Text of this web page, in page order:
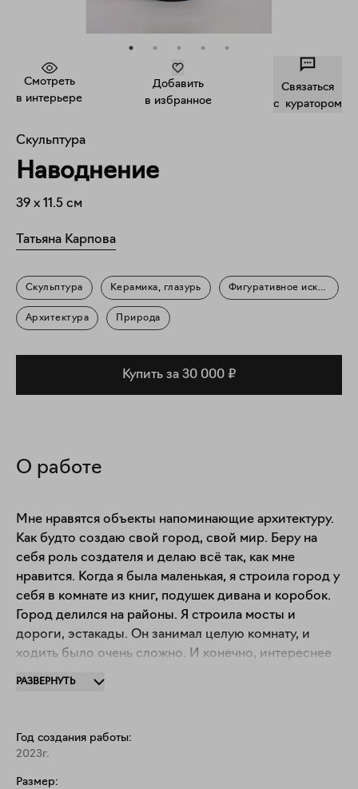
Смотреть
в интерьере
Добавить
в избранное
Связаться
c куратором
Скульптура
Наводнение
39 x 11.5 см
Татьяна Карпова
Скульптура Керамика, глазурь Фигуративное искусство
Архитектура Природа
Купить за 30 000 ₽
О работе
Мне нравятся объекты напоминающие архитектуру.
Как будто создаю свой город, свой мир. Беру на
себя роль создателя и делаю всё так, как мне
нравится. Когда я была маленькая, я строила город у
себя в комнате из книг, подушек дивана и коробок.
Город делился на районы. Я строила мосты и
дороги, эстакады. Он занимал целую комнату, и
ходить было очень сложно. И конечно, интереснее
РАЗВЕРНУТЬ
Год создания работы:
2023г.
Размер: